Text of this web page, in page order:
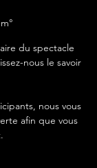
du spectacle
nous le savoir
nous vous
afin que vous